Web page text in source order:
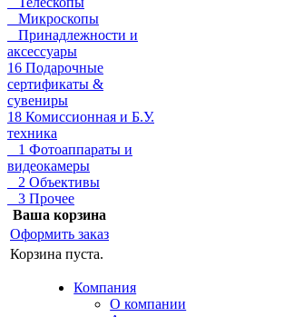
Микроскопы
Принадлежности и
аксессуары
16 Подарочные
сертификаты &
сувениры
18 Комиссионная и Б.У.
техника
1 Фотоаппараты и
видеокамеры
2 Объективы
3 Прочее
Ваша корзина
Оформить заказ
Корзина пуста.
Компания
О компании